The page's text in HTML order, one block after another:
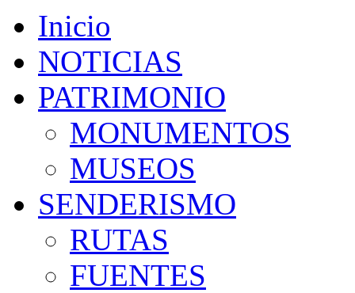
Inicio
NOTICIAS
PATRIMONIO
MONUMENTOS
MUSEOS
SENDERISMO
RUTAS
FUENTES